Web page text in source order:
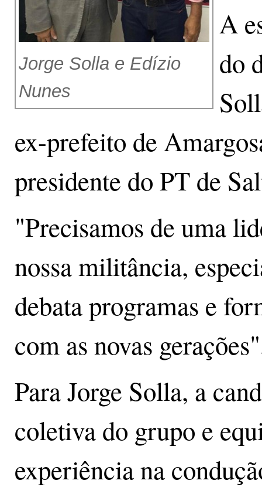
Jorge Solla e Edízio
Nunes
A
do
ex-prefeito de
presidente do PT de
"Precisamos de uma
nossa militância,
debata programas e
com as novas
Para Jorge Solla, a
coletiva do grupo e
experiência na